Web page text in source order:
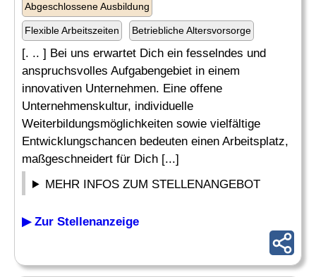
Abgeschlossene Ausbildung
Flexible Arbeitszeiten Betriebliche Altersvorsorge
[. .. ] Bei uns erwartet Dich ein fesselndes und
anspruchsvolles Aufgabengebiet in einem
innovativen Unternehmen. Eine offene
Unternehmenskultur, individuelle
Weiterbildungsmöglichkeiten sowie vielfältige
Entwicklungschancen bedeuten einen Arbeitsplatz,
maßgeschneidert für Dich [...]
MEHR INFOS ZUM STELLENANGEBOT
▶ Zur Stellenanzeige